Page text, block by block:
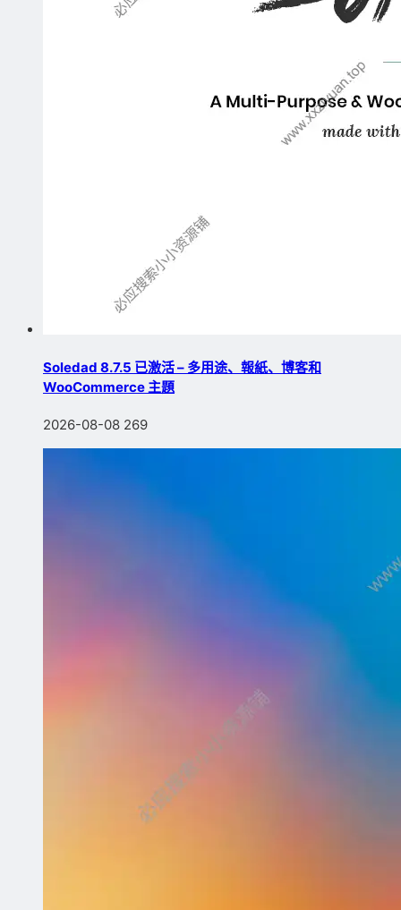
Soledad 8.7.5 已激活 – 多用途、報紙、博客和
WooCommerce 主題
2026-08-08 269